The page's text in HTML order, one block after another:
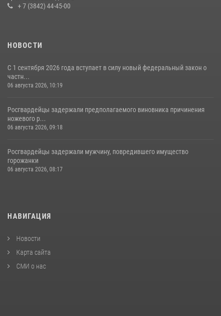
+ 7 (3842) 44-45-00
НОВОСТИ
С 1 сентября 2026 года вступает в силу новый федеральный закон о
частн...
06 августа 2026, 10:19
Росгвардейцы задержали предполагаемого виновника причинения
ножевого р...
06 августа 2026, 09:18
Росгвардейцы задержали мужчину, повредившего имущество
горожанки
06 августа 2026, 08:17
НАВИГАЦИЯ
Новости
Карта сайта
СМИ о нас